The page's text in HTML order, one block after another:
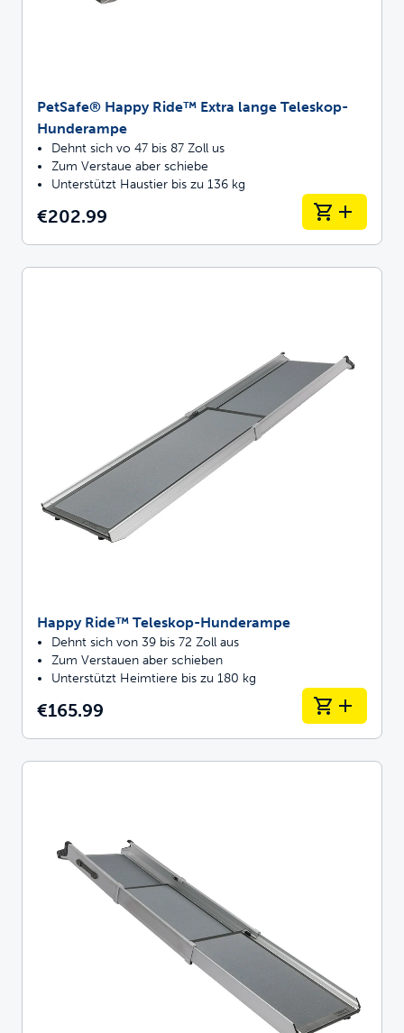
PetSafe® Happy Ride™ Extra lange Teleskop-
Hunderampe
Dehnt sich vo 47 bis 87 Zoll us
Zum Verstaue aber schiebe
Unterstützt Haustier bis zu 136 kg
€202.99
Happy Ride™ Teleskop-Hunderampe
Dehnt sich von 39 bis 72 Zoll aus
Zum Verstauen aber schieben
Unterstützt Heimtiere bis zu 180 kg
€165.99